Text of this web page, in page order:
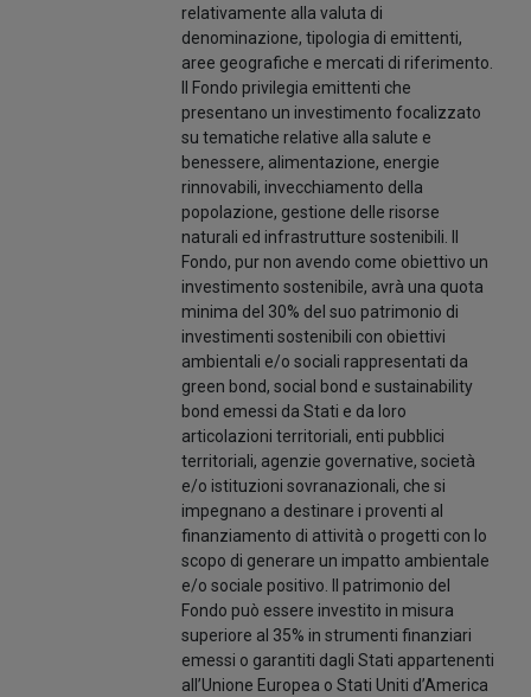
relativamente alla valuta di
denominazione, tipologia di emittenti,
aree geografiche e mercati di riferimento.
Il Fondo privilegia emittenti che
presentano un investimento focalizzato
su tematiche relative alla salute e
benessere, alimentazione, energie
rinnovabili, invecchiamento della
popolazione, gestione delle risorse
naturali ed infrastrutture sostenibili. Il
Fondo, pur non avendo come obiettivo un
investimento sostenibile, avrà una quota
minima del 30% del suo patrimonio di
investimenti sostenibili con obiettivi
ambientali e/o sociali rappresentati da
green bond, social bond e sustainability
bond emessi da Stati e da loro
articolazioni territoriali, enti pubblici
territoriali, agenzie governative, società
e/o istituzioni sovranazionali, che si
impegnano a destinare i proventi al
finanziamento di attività o progetti con lo
scopo di generare un impatto ambientale
e/o sociale positivo. Il patrimonio del
Fondo può essere investito in misura
superiore al 35% in strumenti finanziari
emessi o garantiti dagli Stati appartenenti
all’Unione Europea o Stati Uniti d’America